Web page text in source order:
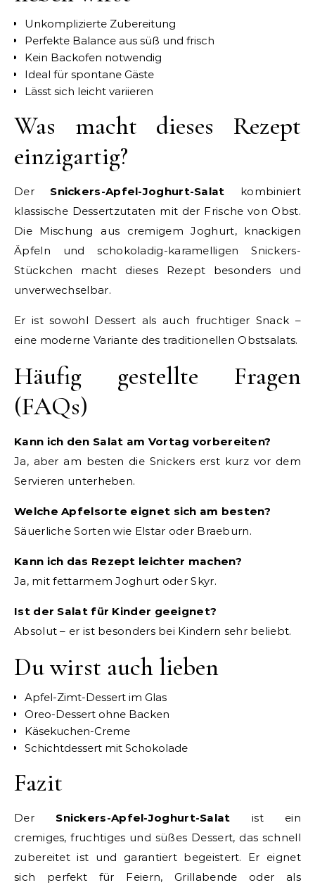
Unkomplizierte Zubereitung
Perfekte Balance aus süß und frisch
Kein Backofen notwendig
Ideal für spontane Gäste
Lässt sich leicht variieren
Was macht dieses Rezept
einzigartig?
Der Snickers-Apfel-Joghurt-Salat kombiniert
klassische Dessertzutaten mit der Frische von Obst.
Die Mischung aus cremigem Joghurt, knackigen
Äpfeln und schokoladig-karamelligen Snickers-
Stückchen macht dieses Rezept besonders und
unverwechselbar.
Er ist sowohl Dessert als auch fruchtiger Snack –
eine moderne Variante des traditionellen Obstsalats.
Häufig gestellte Fragen
(FAQs)
Kann ich den Salat am Vortag vorbereiten?
Ja, aber am besten die Snickers erst kurz vor dem
Servieren unterheben.
Welche Apfelsorte eignet sich am besten?
Säuerliche Sorten wie Elstar oder Braeburn.
Kann ich das Rezept leichter machen?
Ja, mit fettarmem Joghurt oder Skyr.
Ist der Salat für Kinder geeignet?
Absolut – er ist besonders bei Kindern sehr beliebt.
Du wirst auch lieben
Apfel-Zimt-Dessert im Glas
Oreo-Dessert ohne Backen
Käsekuchen-Creme
Schichtdessert mit Schokolade
Fazit
Der Snickers-Apfel-Joghurt-Salat ist ein
cremiges, fruchtiges und süßes Dessert, das schnell
zubereitet ist und garantiert begeistert. Er eignet
sich perfekt für Feiern, Grillabende oder als